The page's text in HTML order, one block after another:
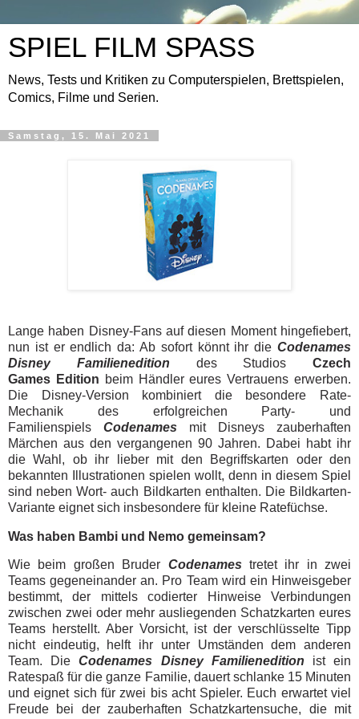
SPIEL FILM SPASS
News, Tests und Kritiken zu Computerspielen, Brettspielen,
Comics, Filme und Serien.
Samstag, 15. Mai 2021
Lange haben Disney-Fans auf diesen Moment hingefiebert,
nun ist er endlich da: Ab sofort könnt ihr die Codenames
Disney
Familienedition des Studios Czech
Games Edition beim Händler eures Vertrauens erwerben.
Die Disney-Version kombiniert die besondere Rate-
Mechanik des erfolgreichen Party- und
Familienspiels Codenames mit Disneys zauberhaften
Märchen aus den vergangenen 90 Jahren. Dabei habt ihr
die Wahl, ob ihr lieber mit den Begriffskarten oder den
bekannten Illustrationen spielen wollt, denn in diesem Spiel
sind neben Wort- auch Bildkarten enthalten. Die Bildkarten-
Variante eignet sich insbesondere für kleine Ratefüchse.
Was haben Bambi und Nemo gemeinsam?
Wie beim großen Bruder Codenames tretet ihr in zwei
Teams gegeneinander an. Pro Team wird ein Hinweisgeber
bestimmt, der mittels codierter Hinweise Verbindungen
zwischen zwei oder mehr ausliegenden Schatzkarten eures
Teams herstellt. Aber Vorsicht, ist der verschlüsselte Tipp
nicht eindeutig, helft ihr unter Umständen dem anderen
Team. DieCodenames Disney Familienedition ist ein
Ratespaß für die ganze Familie, dauert schlanke 15 Minuten
und eignet sich für zwei bis acht Spieler. Euch erwartet viel
Freude bei der zauberhaften Schatzkartensuche, die mit